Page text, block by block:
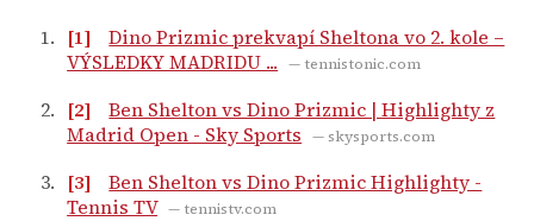
[1]
Dino Prizmic prekvapí Sheltona vo 2. kole –
VÝSLEDKY MADRIDU ... — tennistonic.com
[2]
Ben Shelton vs Dino Prizmic | Highlighty z
Madrid Open - Sky Sports — skysports.com
[3]
Ben Shelton vs Dino Prizmic Highlighty -
Tennis TV — tennistv.com